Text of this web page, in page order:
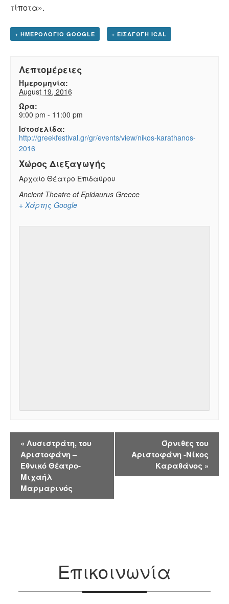
τίποτα».
+ ΗΜΕΡΟΛΌΓΙΟ GOOGLE + ΕΙΣΑΓΩΓΉ ICAL
Λεπτομέρειες
Ημερομηνία:
August 19, 2016
Ώρα:
9:00 pm - 11:00 pm
Ιστοσελίδα:
http://greekfestival.gr/gr/events/view/nikos-karathanos-
2016
Χώρος Διεξαγωγής
Αρχαίο Θέατρο Επιδαύρου
Ancient Theatre of Epidaurus Greece
+ Χάρτης Google
Εκδήλωση
Navigation
« Λυσιστράτη, του
Αριστοφάνη –
Εθνικό Θέατρο-
Μιχαήλ
Μαρμαρινός
Όρνιθες του
Αριστοφάνη -Νίκος
Καραθάνος »
Επικοινωνία